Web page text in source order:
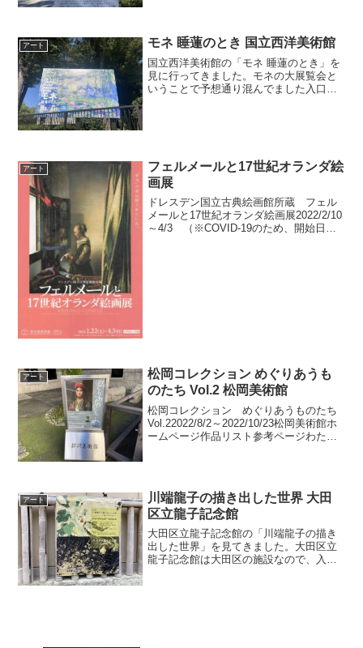
アート モネ 睡蓮のとき 国立西洋美術館
国立西洋美術館の「モネ 睡蓮のとき」を
見に行ってきました。モネの大展覧会と
いうことで予想通り混んでました入口に
アート
フェルメールと17世紀オランダ絵
画展
ドレスデン国立古典絵画館所蔵 フェル
メールと17世紀オランダ絵画展2022/2/10
～4/3 （※COVID-19のため、開始日が
アート
松岡コレクション めぐりあうも
のたち Vol.2 松岡美術館
松岡コレクション めぐりあうものたち
Vol.22022/8/2～2022/10/23松岡美術館ホ
ームページ作品リスト参考ページわたし
アート
川端龍子の描き出した世界 大田
区立龍子記念館
大田区立龍子記念館の「川端龍子の描き
出した世界」を見てきました。大田区立
龍子記念館は大田区の施設なので、入場